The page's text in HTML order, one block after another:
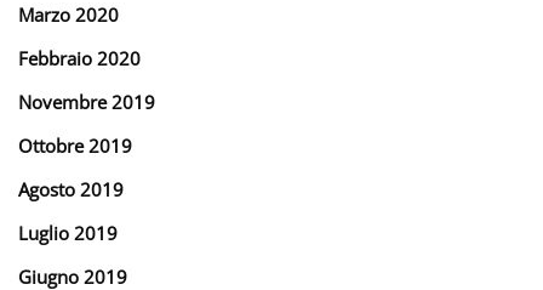
Marzo 2020
Febbraio 2020
Novembre 2019
Ottobre 2019
Agosto 2019
Luglio 2019
Giugno 2019